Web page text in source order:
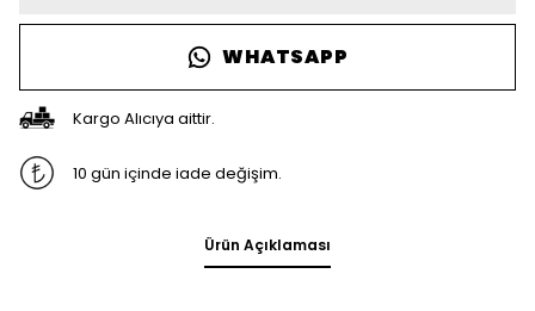
WHATSAPP
Kargo Alıcıya aittir.
10 gün içinde iade değişim.
Ürün Açıklaması